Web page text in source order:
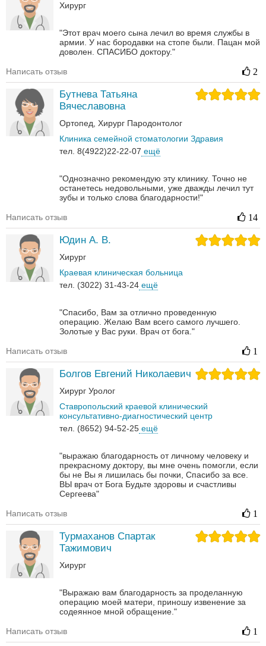
Хирург
"Этот врач моего сына лечил во время службы в
армии. У нас бородавки на стопе были. Пацан мой
доволен. СПАСИБО доктору."
Написать отзыв 2
Бутнева Татьяна
Вячеславовна
Ортопед Хирург Пародонтолог
Клиника семейной стоматологии Здравия
тел. 8(4922)22-22-07 ещё
"Однозначно рекомендую эту клинику. Точно не
останетесь недовольными, уже дважды лечил тут
зубы и только слова благодарности!"
Написать отзыв 14
Юдин А. В.
Хирург
Краевая клиническая больница
тел. (3022) 31-43-24 ещё
"Спасибо, Вам за отлично проведенную
операцию. Желаю Вам всего самого лучшего.
Золотые у Вас руки. Врач от бога."
Написать отзыв 1
Болгов Евгений Николаевич
Хирург Уролог
Ставропольский краевой клинический
консультативно-диагностический центр
тел. (8652) 94-52-25 ещё
"выражаю благодарность от личному человеку и
прекрасному доктору, вы мне очень помогли, если
бы не Вы я лишилась бы почки, Спасибо за все.
ВЫ врач от Бога Будьте здоровы и счастливы
Сергеева"
Написать отзыв 1
Турмаханов Спартак
Тажимович
Хирург
"Выражаю вам благодарность за проделанную
операцию моей матери, приношу извенение за
содеянное мной обращение."
Написать отзыв 1